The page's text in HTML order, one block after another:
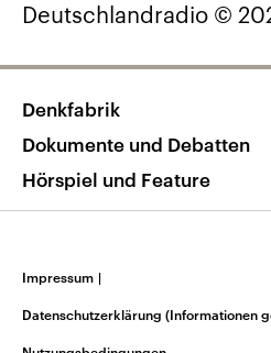
Deutschlandradio ©
Denkfabrik
Dokumente und Debatten
Hörspiel und Feature
Impressum |
Datenschutzerklärung (Informationen